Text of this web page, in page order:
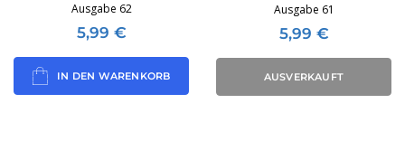
Ausgabe 62
5,99 €
IN DEN WARENKORB
Ausgabe 61
5,99 €
AUSVERKAUFT